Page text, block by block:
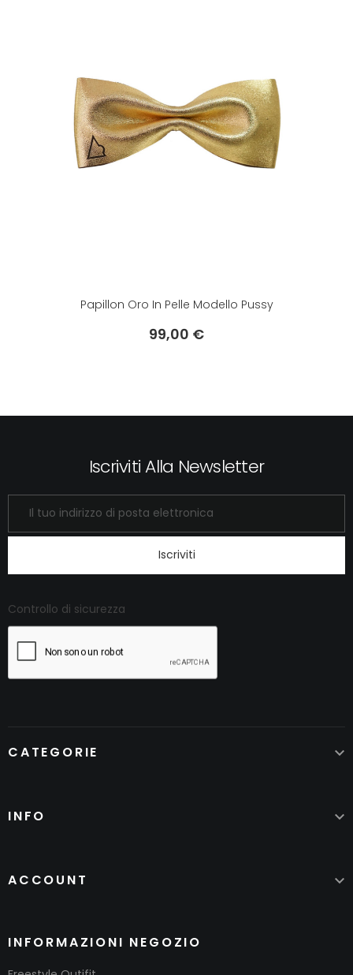
Papillon Oro In Pelle Modello Pussy
Prezzo
99,00 €
Iscriviti Alla Newsletter
Iscriviti
Controllo di sicurezza
CATEGORIE 
INFO 
ACCOUNT 
INFORMAZIONI NEGOZIO